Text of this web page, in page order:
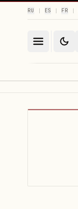
|
FR
|
ES
|
RU